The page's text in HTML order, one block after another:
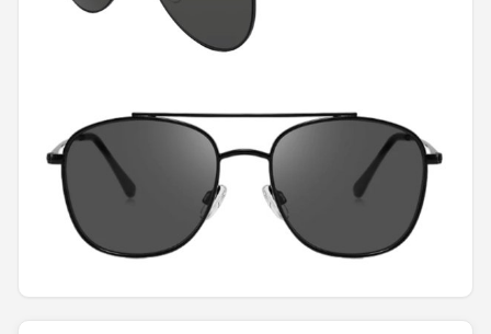
Montuurtjevoorjou
Fako Fashion®
Guess
Maesy